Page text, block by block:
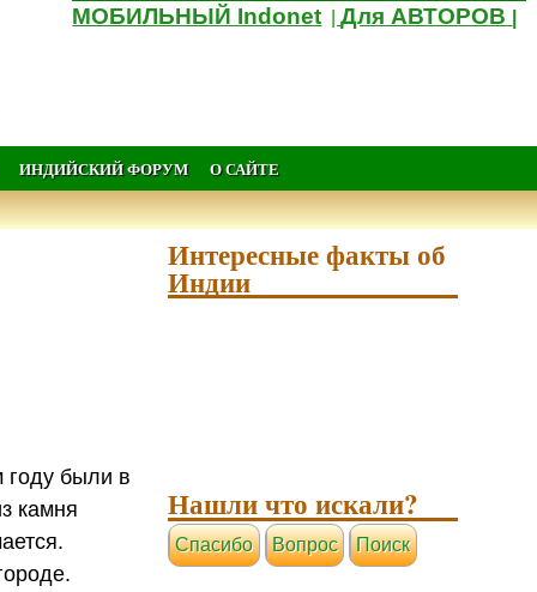
МОБИЛЬНЫЙ Indonet |Для АВТОРОВ
ИНДИЙСКИЙ ФОРУМ О САЙТЕ
году были в
камня
Интересные факты об
Индии
Нашли что искали?
Cпасибо Вопрос Поиск